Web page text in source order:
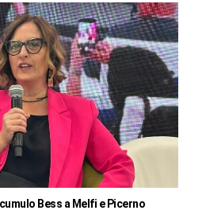
Bess a Melfi e Picerno